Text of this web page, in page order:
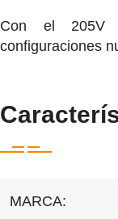
Con el 205V
configuraciones
MARCA: